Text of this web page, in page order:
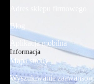
Blog
Aplikacja mobilna
Informacja
Mapa strony
Wyszukiwanie